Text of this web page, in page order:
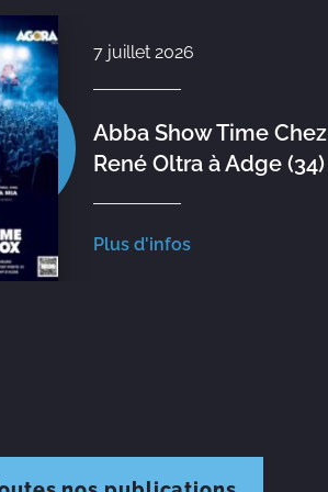
7 juillet 2026
Abba Show Time Chez
René Oltra à Adge (34)
Plus d'infos